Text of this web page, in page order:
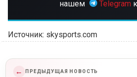
нашем
Telegram
Источник: skysports.com
← ПРЕДЫДУЩАЯ НОВОСТЬ